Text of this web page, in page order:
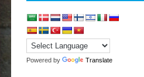
Powered by Translate